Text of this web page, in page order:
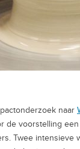
naar
de voorstelling
Twee